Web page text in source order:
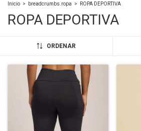
Inicio > breadcrumbs.ropa > ROPA DEPORTIVA
ROPA DEPORTIVA
ORDENAR